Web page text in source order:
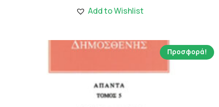
1,590.00 €.
Add to Wishlist
Προσφορά!